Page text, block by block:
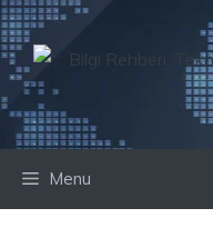
İçeriğe
atla
Menu